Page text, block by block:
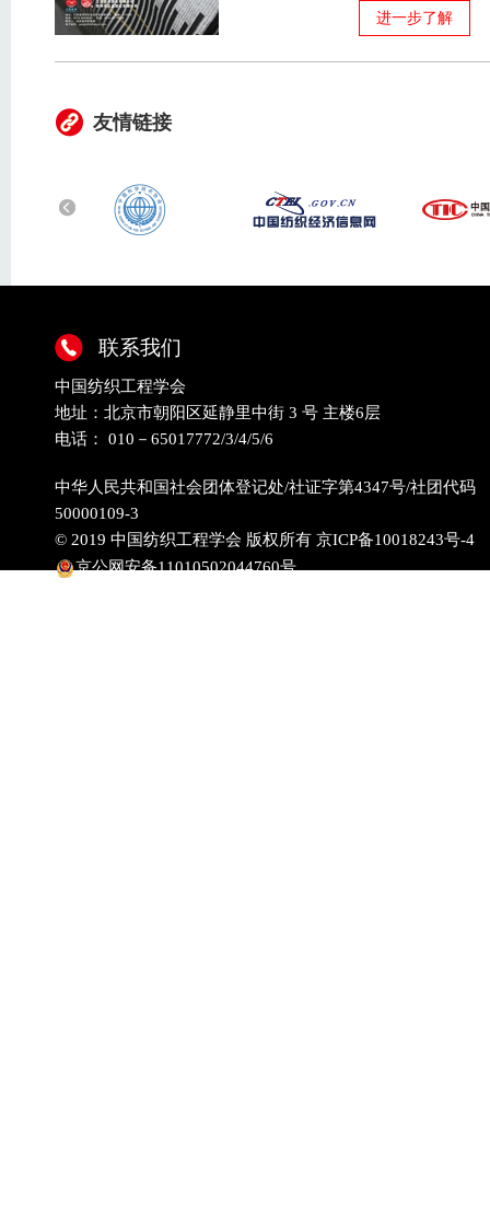
进一步了解
友情链接
联系我们
中国纺织工程学会
地址：北京市朝阳区延静里中街 3 号 主楼6层
电话： 010－65017772/3/4/5/6
中华人民共和国社会团体登记处/社证字第4347号/社团代码
50000109-3
© 2019 中国纺织工程学会 版权所有 京ICP备10018243号-4
京公网安备11010502044760号